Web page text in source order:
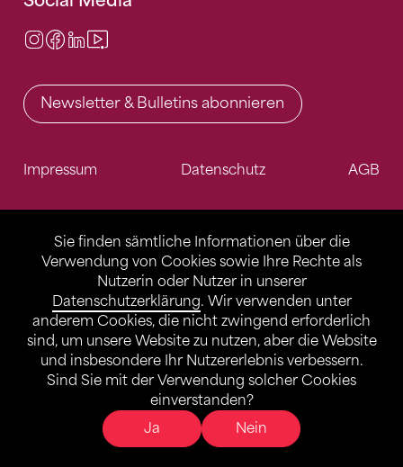
Sie finden sämtliche Informationen über die
Verwendung von Cookies sowie Ihre Rechte als
Nutzerin oder Nutzer in unserer
Datenschutzerklärung. Wir verwenden unter
anderem Cookies, die nicht zwingend erforderlich
sind, um unsere Website zu nutzen, aber die Website
und insbesondere Ihr Nutzererlebnis verbessern.
Sind Sie mit der Verwendung solcher Cookies
einverstanden?
Ja
Nein
Instagram
Facebook
LinkedIn
Newsletter & Bulletins abonnieren
Impressum Datenschutz AGB